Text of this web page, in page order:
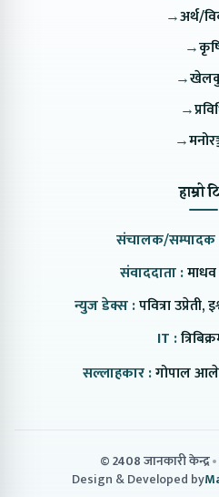
→अर्थ/
→
→
→
→
हाम्रो
संचालक/सम्पादक
संवाददाता :माधव
न्युज डेक्स :पवित्रा
IT :
सल्लाहकार :गोपाल
© 2408 जानकारी केन्द्र
Design & Developed by